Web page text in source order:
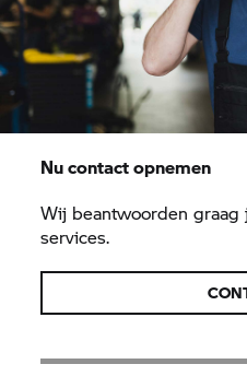
Nu contact opnemen
Wij beantwoorden graag
services.